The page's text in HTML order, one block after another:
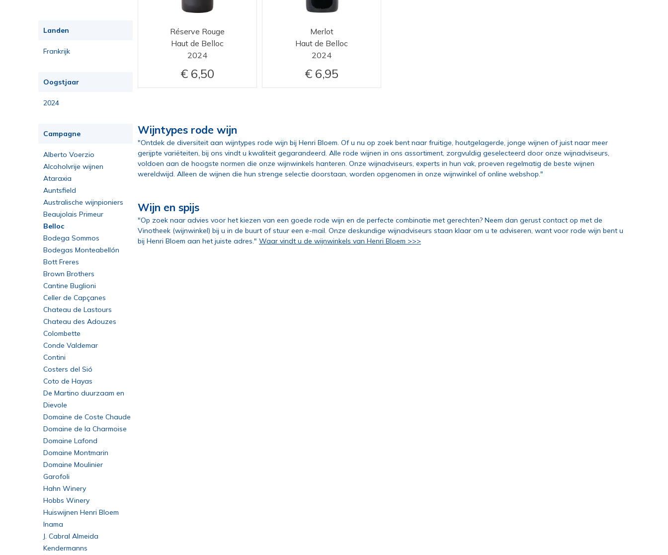
Landen
Frankrijk
Oogstjaar
2024
Campagne
Alberto Voerzio
Alcoholvrije wijnen
Ataraxia
Auntsfield
Australische wijnpioniers
Beaujolais Primeur
Belloc
Bodega Sommos
Bodegas Monteabellón
Bott Freres
Brown Brothers
Cantine Buglioni
Celler de Capçanes
Chateau de Lastours
Chateau des Adouzes
Colombette
Conde Valdemar
Contini
Costers del Sió
Coto de Hayas
De Martino duurzaam en
innovatief
Dievole
Domaine de Coste Chaude
Domaine de la Charmoise
Domaine Lafond
Domaine Montmarin
Domaine Moulinier
Garofoli
Hahn Winery
Hobbs Winery
Huiswijnen Henri Bloem
Inama
J. Cabral Almeida
Kendermanns
Réserve Rouge
Haut de Belloc
2024
6,50
Merlot
Haut de Belloc
2024
6,95
Wijntypes rode wijn
"Ontdek de diversiteit aan wijntypes rode wijn bij Henri Bloem. Of u nu op zoek bent naar fruitige, houtgelagerde, jonge wijnen of juist naar meer
gerijpte variëteiten, bij ons vindt u kwaliteit gegarandeerd. Alle rode wijnen in ons assortiment, zorgvuldig geselecteerd door onze wijnadviseurs,
voldoen aan de hoogste normen die onze wijnwinkels hanteren. Onze wijnadviseurs, experts in hun vak, proeven regelmatig de beste wijnen
wereldwijd. Alleen de wijnen die hun strenge selectie doorstaan, worden opgenomen in onze wijnwinkel of online webshop."
Wijn en spijs
"Op zoek naar advies voor het kiezen van een goede rode wijn en de perfecte combinatie met gerechten? Neem dan gerust contact op met de
Vinotheek (wijnwinkel) bij u in de buurt of stuur een e-mail. Onze deskundige wijnadviseurs staan klaar om u te adviseren, want voor rode wijn bent u
bij Henri Bloem aan het juiste adres." Waar vindt u de wijnwinkels van Henri Bloem >>>